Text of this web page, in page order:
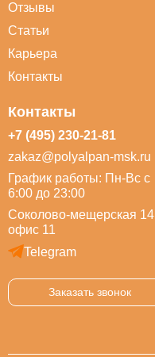
Отзывы
Статьи
Карьера
Контакты
Контакты
+7 (495) 230-21-81
zakaz@polyalpan-msk.ru
График работы: Пн-Вс с
6:00 до 23:00
Соколово-мещерская 14
офис 11
Telegram
Заказать звонок